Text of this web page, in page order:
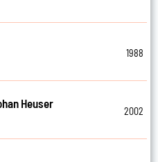
1988
Heuser
2002